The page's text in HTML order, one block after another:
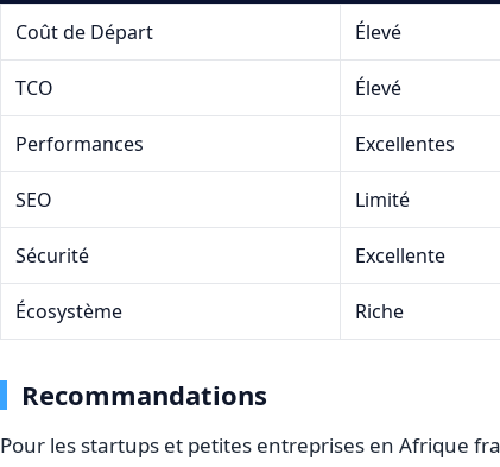
Coût de Départ Élevé
TCO Élevé
Performances Excellentes
SEO Limité
Sécurité Excellente
Écosystème Riche
Recommandations
Pour les startups et petites entreprises en Afrique